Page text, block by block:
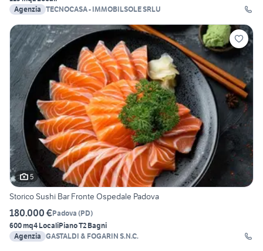
Agenzia TECNOCASA - IMMOBILSOLE SRLU
5
Storico Sushi Bar Fronte Ospedale Padova
180.000 €Padova (PD)
600 mq4 LocaliPiano T2 Bagni
Agenzia GASTALDI & FOGARIN S.N.C.